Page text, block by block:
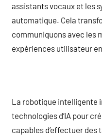
assistants vocaux et les
automatique. Cela
communiquons avec les
expériences utilisateur
La robotique intelligente
technologies d’IA pour
capables d’effectuer